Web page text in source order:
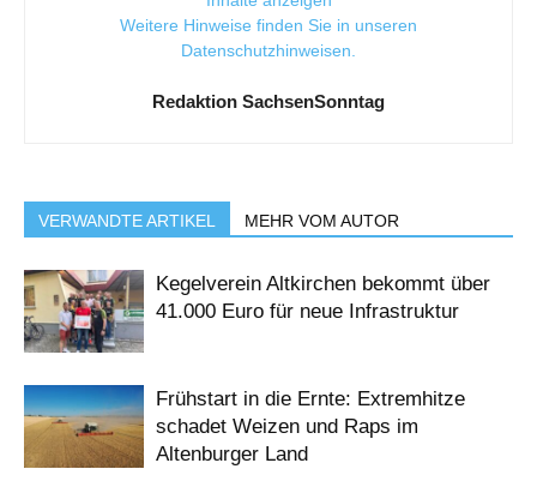
Weitere Hinweise finden Sie in unseren
Datenschutzhinweisen
Redaktion SachsenSonntag
VERWANDTE ARTIKEL MEHR VOM AUTOR
Kegelverein Altkirchen bekommt über
41.000 Euro für neue Infrastruktur
Frühstart in die Ernte: Extremhitze
schadet Weizen und Raps im
Altenburger Land